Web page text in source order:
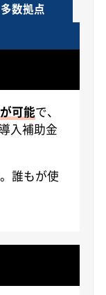
多数拠点
可能で、
入補助金
誰もが使